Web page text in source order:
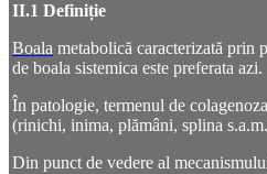
II.1 Definiție
Boala metabolică caracterizată prin
de boala sistemica este preferata azi.
În patologie, termenul de
(rinichi, inima, plămâni, splina
Din punct de vedere al